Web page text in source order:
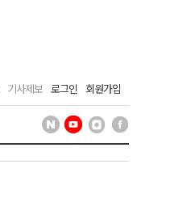
기사제보 로그인 회원가입